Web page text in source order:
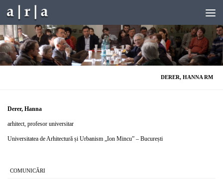
Skip to content
DERER, HANNA RM
Derer, Hanna
arhitect, profesor universitar
Universitatea de Arhitectură și Urbanism „Ion Mincu” – București
COMUNICĂRI